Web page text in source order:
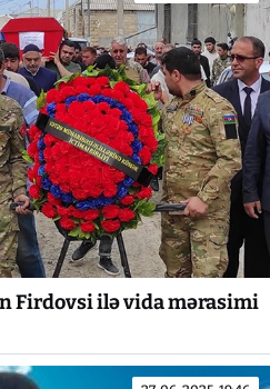
Firdovsi ilə vida mərasimi